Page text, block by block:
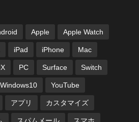
Apple Apple Watch
iPad iPhone Mac
PC Surface Switch
Windows10 YouTube
アプリ カスタマイズ